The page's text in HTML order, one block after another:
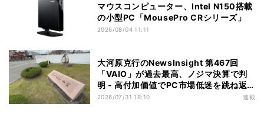
マウスコンピューター、Intel N150搭載
の小型PC「MousePro CRシリーズ」
2026/08/04 11:11
大河原克行のNewsInsight 第467回
「VAIO」が過去最高、ノジマ決算で判
明 - 高付加価値でPC市場低迷を跳ね返
す
2026/07/31 18:10 連載